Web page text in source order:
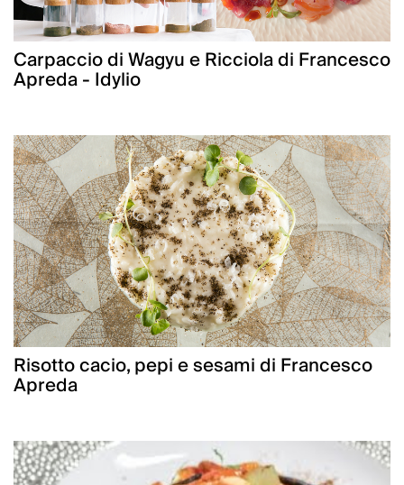
Carpaccio di Wagyu e Ricciola di Francesco
Apreda - Idylio
Risotto cacio, pepi e sesami di Francesco
Apreda